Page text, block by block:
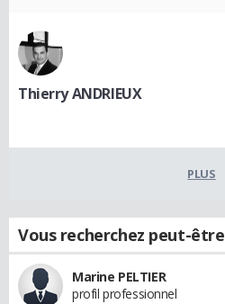
Thierry ANDRIEUX
PLUS
Vous recherchez peut-être
Marine PELTIER
profil professionnel